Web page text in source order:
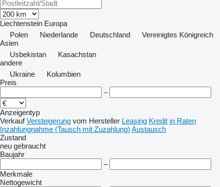
Liechtenstein Europa
Polen
Niederlande Deutschland
Vereinigtes Königreich
Asien
Usbekistan
Kasachstan
andere
Ukraine
Kolumbien
Preis
–
Anzeigentyp
Verkauf Versteigerung vom Hersteller Leasing Kredit in Raten
Inzahlungnahme (Tausch mit Zuzahlung) Austausch
Zustand
neu gebraucht
Baujahr
–
Merkmale
Nettogewicht